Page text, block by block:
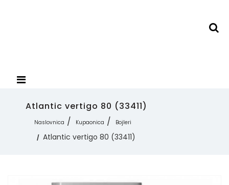
Atlantic vertigo 80 (33411)
Naslovnica Kupaonica Bojleri
Atlantic vertigo 80 (33411)